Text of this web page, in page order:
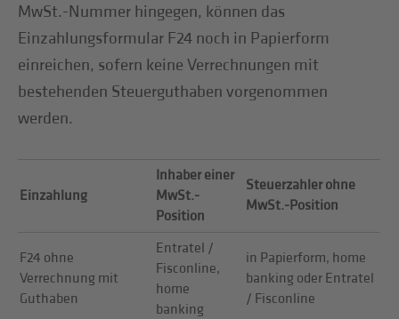
MwSt.-Nummer hingegen, können das
Einzahlungsformular F24 noch in Papierform
einreichen, sofern keine Verrechnungen mit
bestehenden Steuerguthaben vorgenommen
werden.
Einzahlung
Inhaber einer
MwSt.-
Position
Steuerzahler ohne
MwSt.-Position
F24 ohne
Verrechnung mit
Guthaben
Entratel /
Fisconline,
home
banking
in Papierform, home
banking oder Entratel
/ Fisconline